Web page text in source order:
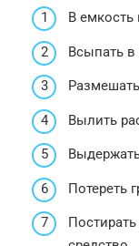
В емкость
Всыпать в
Вылить
Потереть